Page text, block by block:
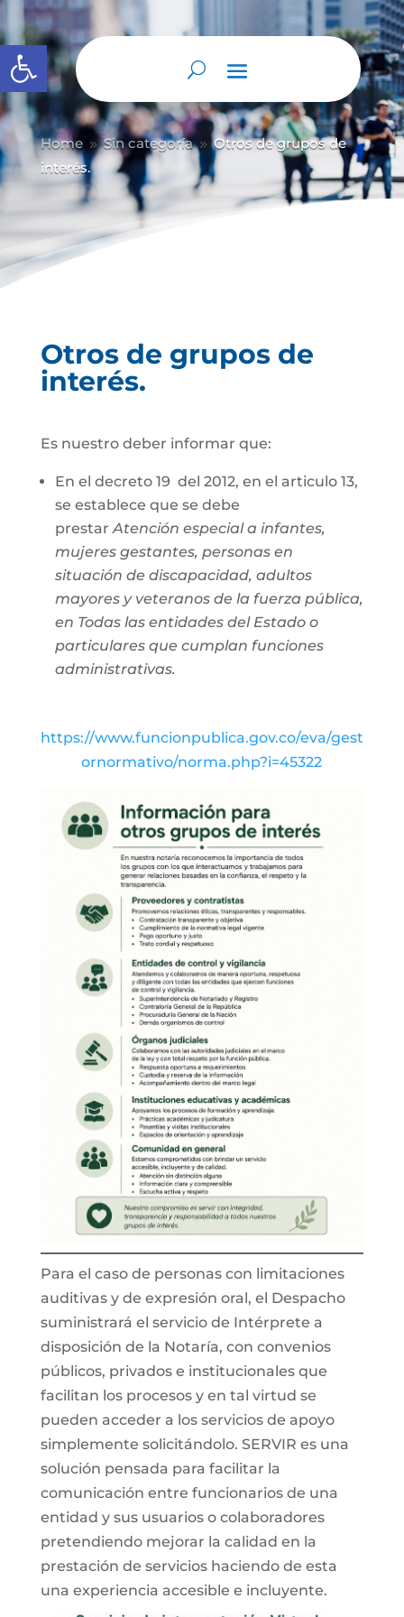
Abrir barra de herramientas
Home 9 Sin categoría 9 Otros de grupos de
interés.
Otros de grupos de
interés.
Es nuestro deber informar que:
En el decreto 19 del 2012, en el articulo 13,
se establece que se debe
prestarAtención especial a infantes,
mujeres gestantes, personas en
situación de discapacidad, adultos
mayores y veteranos de la fuerza pública,
en Todas las entidades del Estado o
particulares que cumplan funciones
administrativas.
https://www.funcionpublica.gov.co/eva/gest
ornormativo/norma.php?i=45322
Para el caso de personas con limitaciones
auditivas y de expresión oral, el Despacho
suministrará el servicio de Intérprete a
disposición de la Notaría, con convenios
públicos, privados e institucionales que
facilitan los procesos y en tal virtud se
pueden acceder a los servicios de apoyo
simplemente solicitándolo. SERVIR es una
solución pensada para facilitar la
comunicación entre funcionarios de una
entidad y sus usuarios o colaboradores
pretendiendo mejorar la calidad en la
prestación de servicios haciendo de esta
una experiencia accesible e incluyente.